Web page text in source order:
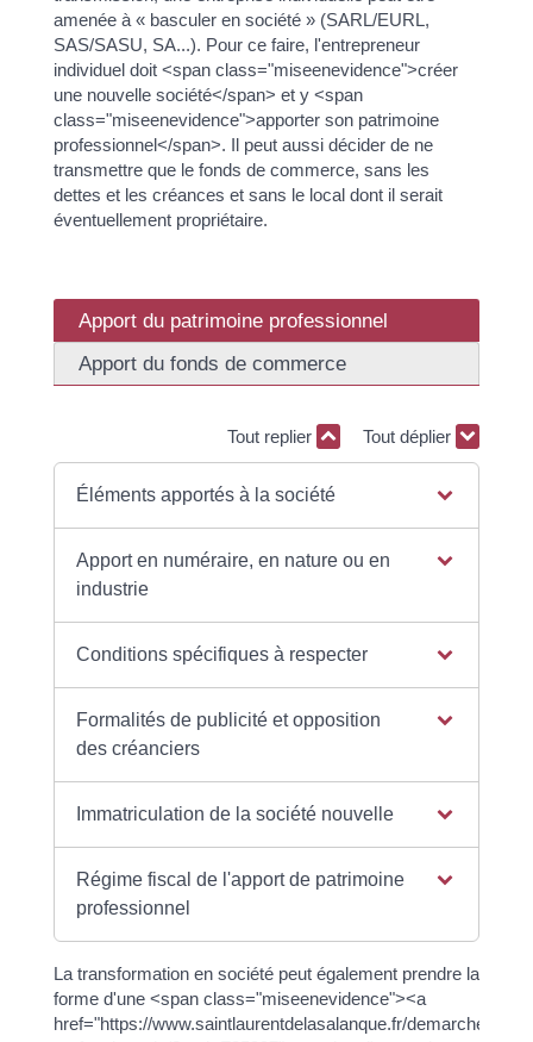
amenée à « basculer en société » (SARL/EURL,
SAS/SASU, SA...). Pour ce faire, l'entrepreneur
individuel doit <span class="miseenevidence">créer
une nouvelle société</span> et y <span
class="miseenevidence">apporter son patrimoine
professionnel</span>. Il peut aussi décider de ne
transmettre que le fonds de commerce, sans les
dettes et les créances et sans le local dont il serait
éventuellement propriétaire.
Apport du patrimoine professionnel
Apport du fonds de commerce
Tout replier Tout déplier
Éléments apportés à la société
Apport en numéraire, en nature ou en
industrie
Conditions spécifiques à respecter
Formalités de publicité et opposition
des créanciers
Immatriculation de la société nouvelle
Régime fiscal de l'apport de patrimoine
professionnel
La transformation en société peut également prendre la
forme d'une <span class="miseenevidence"><a
href="https://www.saintlaurentdelasalanque.fr/demarches/sp-